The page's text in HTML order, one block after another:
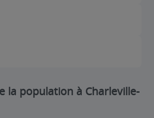
la population à Charleville-